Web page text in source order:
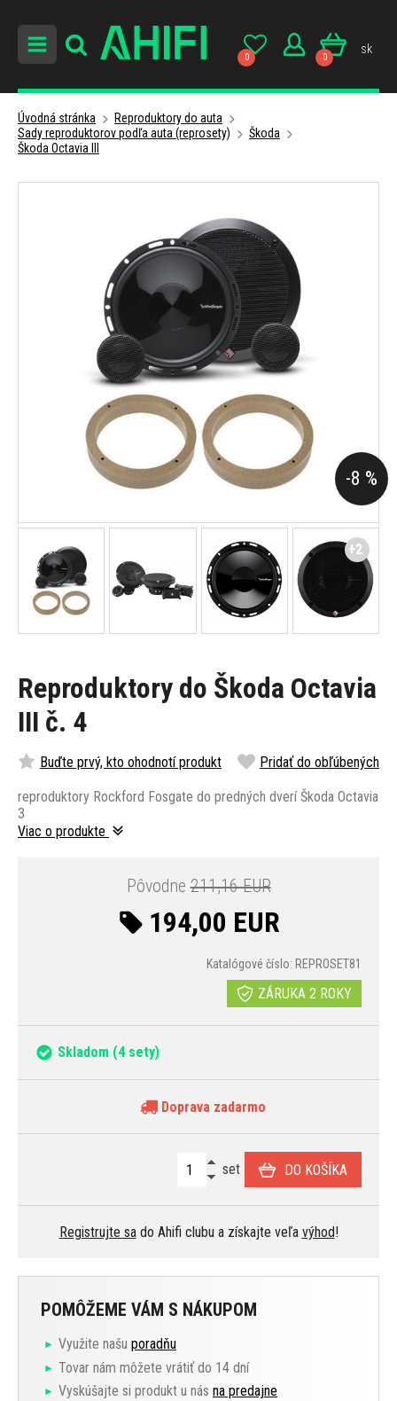
0 0
sk
Úvodná stránka
Reproduktory do auta
Sady reproduktorov podľa auta (reprosety)
Škoda
Škoda Octavia III
Reproduktory do Škoda Octavia
III č. 4
Buďte prvý, kto ohodnotí produkt Pridať do obľúbených
reproduktory Rockford Fosgate do predných dverí Škoda Octavia
3
Viac o produkte
Pôvodne211,16 EUR
194,00 EUR
Katalógové číslo: REPROSET81
ZÁRUKA 2 ROKY
Skladom (4 sety)
Doprava zadarmo
set DO KOŠÍKA
Registrujte sado Ahifi clubu a získajte veľa výhod!
POMÔŽEME VÁM S NÁKUPOM
Využite našu poradňu
Tovar nám môžete vrátiť do 14 dní
Vyskúšajte si produkt u nás na predajne
-8 %
+2